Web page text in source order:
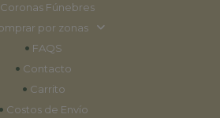
Coronas Fúnebres
por zonas
• FAQS
• Contacto
• Carrito
• Costos de Envío